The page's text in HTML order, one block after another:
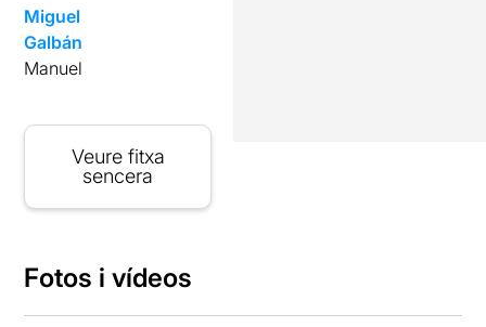
Miguel
Galbán
Manuel
Veure fitxa
sencera
Fotos i vídeos